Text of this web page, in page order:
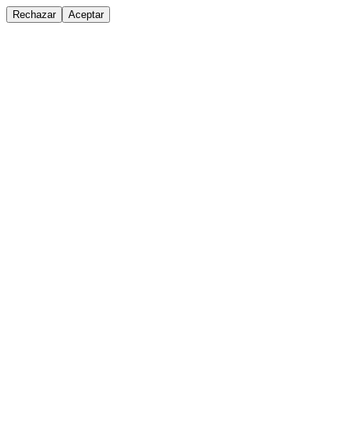
Rechazar Aceptar